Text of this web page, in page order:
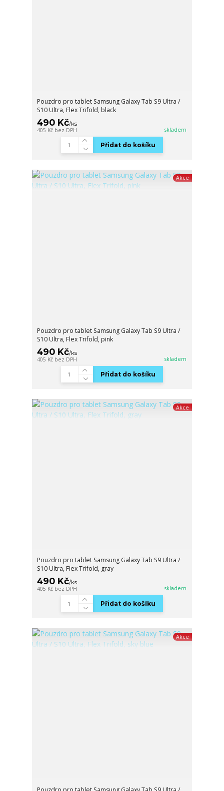
Pouzdro pro tablet Samsung Galaxy Tab S9 Ultra /
S10 Ultra, Flex Trifold, black
490 Kč/ks
405 Kč bez DPH skladem
Přidat do košíku
Akce
Pouzdro pro tablet Samsung Galaxy Tab S9 Ultra /
S10 Ultra, Flex Trifold, pink
490 Kč/ks
405 Kč bez DPH skladem
Přidat do košíku
Akce
Pouzdro pro tablet Samsung Galaxy Tab S9 Ultra /
S10 Ultra, Flex Trifold, gray
490 Kč/ks
405 Kč bez DPH skladem
Přidat do košíku
Akce